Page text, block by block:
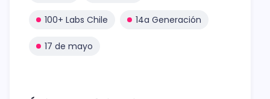
100+ Labs Chile 14a Generación
17 de mayo